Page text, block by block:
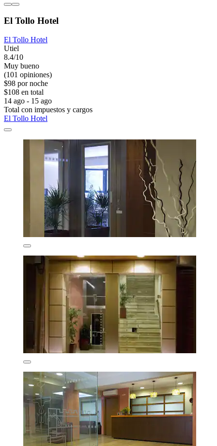
El Tollo Hotel
El Tollo Hotel
Utiel
8.4/10
Muy bueno
(101 opiniones)
$98 por noche
$108 en total
14 ago - 15 ago
Total con impuestos y cargos
El Tollo Hotel